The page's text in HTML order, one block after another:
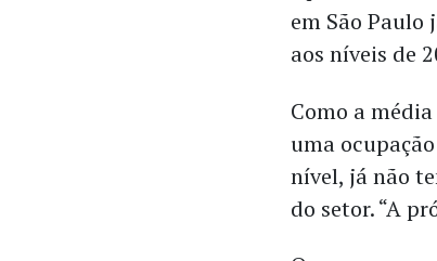
em São Paulo
aos níveis de
Como a
uma
nível, já não
do setor. “A